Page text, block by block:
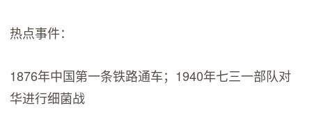
热点事件：
1876年中国第一条铁路通车；1940年七三一部队对
华进行细菌战